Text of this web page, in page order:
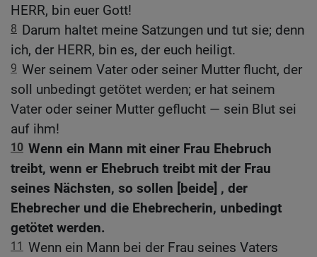
HERR, bin euer Gott!
8 Darum haltet meine Satzungen und tut sie; denn
ich, der HERR, bin es, der euch heiligt.
9 Wer seinem Vater oder seiner Mutter flucht, der
soll unbedingt getötet werden; er hat seinem
Vater oder seiner Mutter geflucht — sein Blut sei
auf ihm!
10 Wenn ein Mann mit einer Frau Ehebruch
treibt, wenn er Ehebruch treibt mit der Frau
seines Nächsten, so sollen [beide] , der
Ehebrecher und die Ehebrecherin, unbedingt
getötet werden.
11 Wenn ein Mann bei der Frau seines Vaters